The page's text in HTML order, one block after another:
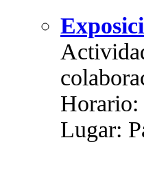
Horario:
Lugar: